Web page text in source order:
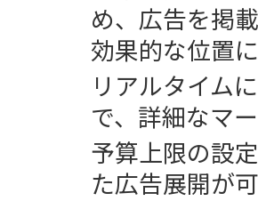
め、広告を掲
効果的な位置
リアルタイム
で、詳細なマ
予算上限の設
た広告展開が